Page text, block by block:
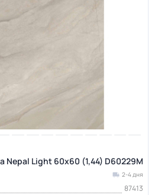
Nepal Light 60x60 (1,44) D60229M
2-4 дня
87413